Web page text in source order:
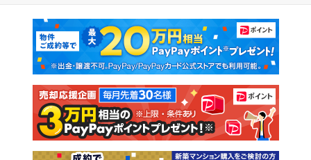
新築マンション 中古マンション
新築一戸建て 中古一戸建て
注文住宅 土地
売却査定
マンションカタログ 教えて！住まいの先生